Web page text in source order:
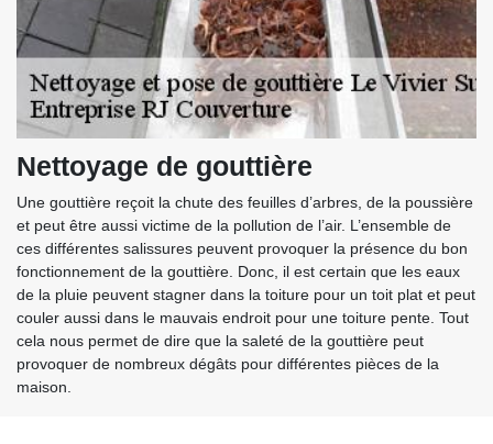
Nettoyage de gouttière
Une gouttière reçoit la chute des feuilles d’arbres, de la poussière
et peut être aussi victime de la pollution de l’air. L’ensemble de
ces différentes salissures peuvent provoquer la présence du bon
fonctionnement de la gouttière. Donc, il est certain que les eaux
de la pluie peuvent stagner dans la toiture pour un toit plat et peut
couler aussi dans le mauvais endroit pour une toiture pente. Tout
cela nous permet de dire que la saleté de la gouttière peut
provoquer de nombreux dégâts pour différentes pièces de la
maison.